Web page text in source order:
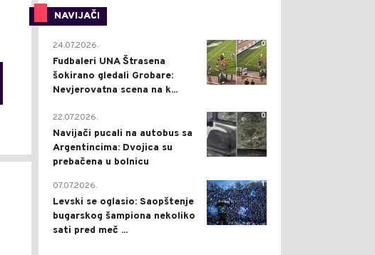
NAVIJAČI
0
24.07.2026.
Fudbaleri UNA Štrasena
šokirano gledali Grobare:
Nevjerovatna scena na k...
0
22.07.2026.
Navijači pucali na autobus sa
Argentincima: Dvojica su
prebačena u bolnicu
1
07.07.2026.
Levski se oglasio: Saopštenje
bugarskog šampiona nekoliko
sati pred meč ...